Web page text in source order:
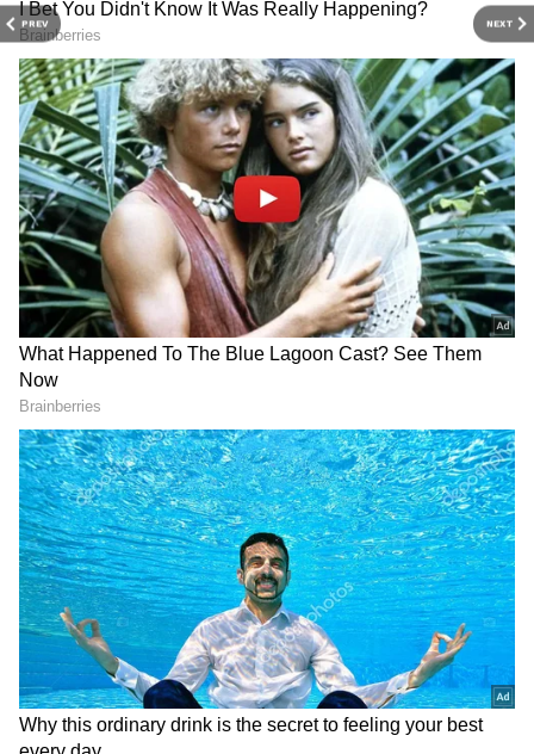
PREV NEXT
2
Image Credit : Google
வட்டியை உயர்த்த இதுதான் காரணம்
ரிசர்வ் வங்கியின் இந்த புதிய
திட்டத்தின்படி, FCNR(B) டெபாசிட்கள் மூலம்
புதிதாக திரட்டப்படும் தொகைக்கு ரொக்க
இருப்பு விகிதம் (CRR) மற்றும் சட்டப்பூர்வ
நீர்மை விகிதம் (SLR) ஆகியவற்றிலிருந்து
விலக்கு அளிக்கப்பட்டுள்ளது. மேலும், இந்த
டெபாசிட்களுக்கான ஹெட்ஜிங் செலவை
ரிசர்வ் வங்கியே ஏற்கும் என்றும்
அறிவிக்கப்பட்டுள்ளது. இதனால்,
வெளிநாட்டு நிதியைத் திரட்டுவதில்
வங்கிகளுக்கு ஆர்வம் அதிகரித்துள்ளது.